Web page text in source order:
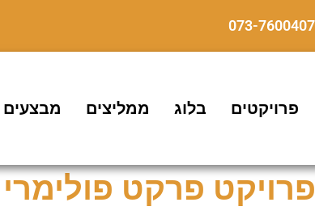
פרויקטים בלוג ממליצים מבצעים
פרויקט פרקט פולימרי spc בכפר הירוק